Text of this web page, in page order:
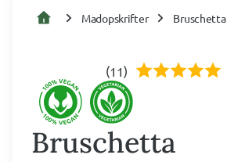
Madopskrifter Bruschetta
(11)
Bruschetta